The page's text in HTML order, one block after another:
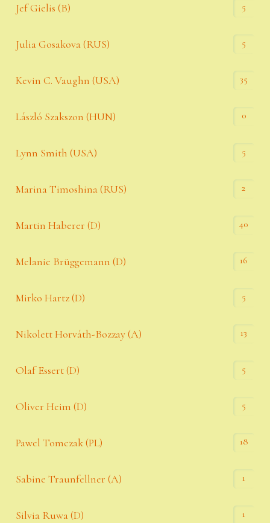
Jef Gielis (B) 5
Julia Gosakova (RUS) 5
Kevin C. Vaughn (USA) 35
László Szakszon (HUN) 0
Lynn Smith (USA) 5
Marina Timoshina (RUS) 2
Martin Haberer (D) 40
Melanie Brüggemann (D) 16
Mirko Hartz (D) 5
Nikolett Horváth-Bozzay (A) 13
Olaf Essert (D) 5
Oliver Heim (D) 5
Pawel Tomczak (PL) 18
Sabine Traunfellner (A) 1
Silvia Ruwa (D) 1